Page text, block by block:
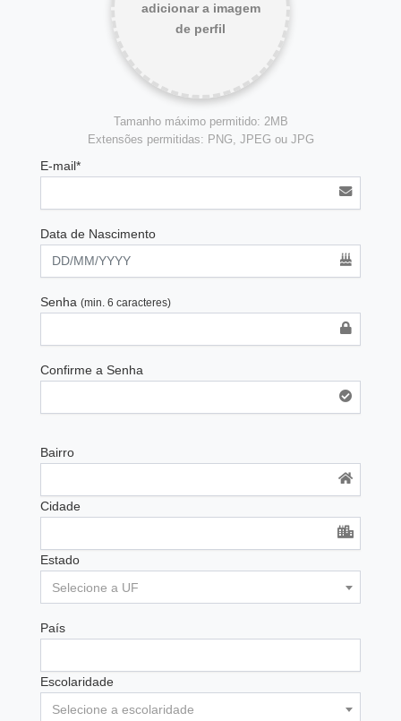
adicionar a imagem
de perfil
Tamanho máximo permitido: 2MB
Extensões permitidas: PNG, JPEG ou JPG
E-mail*
Data de Nascimento
Senha (min. 6 caracteres)
Confirme a Senha
Bairro
Cidade
Estado
Selecione a UF
País
Escolaridade
Selecione a escolaridade